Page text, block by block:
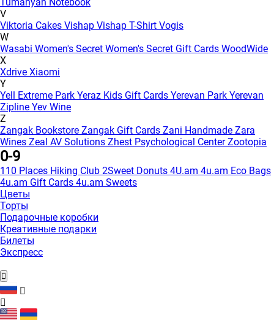
V
Viktoria Cakes Vishap Vishap T-Shirt Vogis
W
Wasabi Women's Secret Women's Secret Gift Cards WoodWide
X
Xdrive Xiaomi
Y
Yell Extreme Park Yeraz Kids Gift Cards Yerevan Park Yerevan
Zipline Yev Wine
Z
Zangak Bookstore Zangak Gift Cards Zani Handmade Zara
Wines Zeal AV Solutions Zhest Psychological CenterZootopia
0-9
110 Places Hiking Club 2Sweet Donuts 4U.am 4u.am Eco Bags
4u.am Gift Cards 4u.am Sweets
Цветы
Торты
Подарочные коробки
Креативные подарки
Билеты
Экспресс